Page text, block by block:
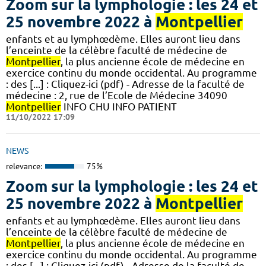
Zoom sur la lymphologie : les 24 et
25 novembre 2022 à Montpellier
enfants et au lymphœdème. Elles auront lieu dans
l’enceinte de la célèbre faculté de médecine de
Montpellier, la plus ancienne école de médecine en
exercice continu du monde occidental. Au programme
: des [...] : Cliquez-ici (pdf) - Adresse de la faculté de
médecine : 2, rue de l’Ecole de Médecine 34090
Montpellier INFO CHU INFO PATIENT
11/10/2022 17:09
NEWS
relevance: 75%
Zoom sur la lymphologie : les 24 et
25 novembre 2022 à Montpellier
enfants et au lymphœdème. Elles auront lieu dans
l’enceinte de la célèbre faculté de médecine de
Montpellier, la plus ancienne école de médecine en
exercice continu du monde occidental. Au programme